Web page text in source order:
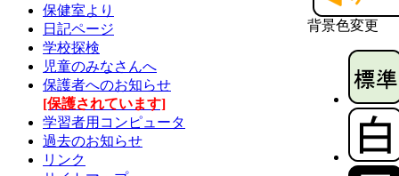
背景色変更
保健室より
日記ページ
学校探検
児童のみなさんへ
保護者へのお知らせ
[保護されています]
学習者用コンピュータ
過去のお知らせ
リンク